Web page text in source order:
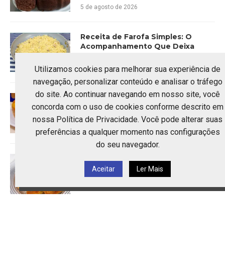
5 de agosto de 2026
Receita de Farofa Simples: O
Acompanhamento Que Deixa
4 de agosto de 2026
Bolo de Mexerica de
Liquidificador: Receita Prática com
Casca e Tudo
2 de agosto de 2026
Receita Que Nunca Falha
Utilizamos cookies para melhorar sua experiência de
navegação, personalizar conteúdo e analisar o tráfego
do site. Ao continuar navegando em nosso site, você
concorda com o uso de cookies conforme descrito em
nossa Política de Privacidade. Você pode alterar suas
preferências a qualquer momento nas configurações
do seu navegador.
Aceitar Ler Mais